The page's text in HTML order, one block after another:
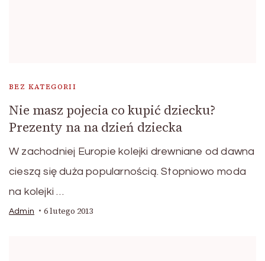
BEZ KATEGORII
Nie masz pojecia co kupić dziecku?
Prezenty na na dzień dziecka
W zachodniej Europie kolejki drewniane od dawna
cieszą się duża popularnością. Stopniowo moda
na kolejki …
Admin 6 lutego 2013